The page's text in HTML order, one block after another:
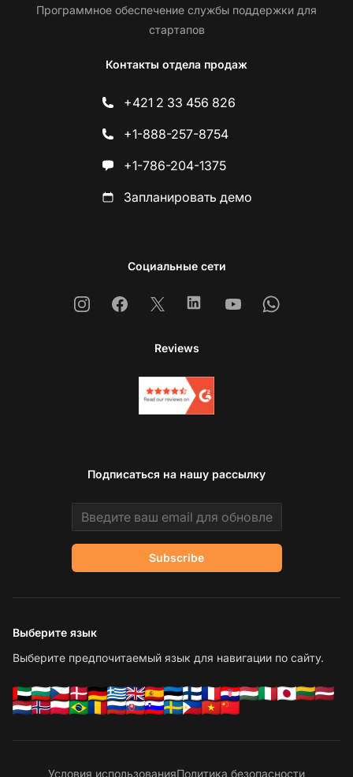
Программное обеспечение службы поддержки для
стартапов
Контакты отдела продаж
+421 2 33 456 826
+1-888-257-8754
+1-786-204-1375
Запланировать демо
Социальные сети
InstagramFacebook
X LinkedinYoutubeWhatsapp
Reviews
Подписаться на нашу рассылку
Email address
Subscribe
Выберите язык
Выберите предпочитаемый язык для навигации по сайту.
Условия использованияПолитика безопасности